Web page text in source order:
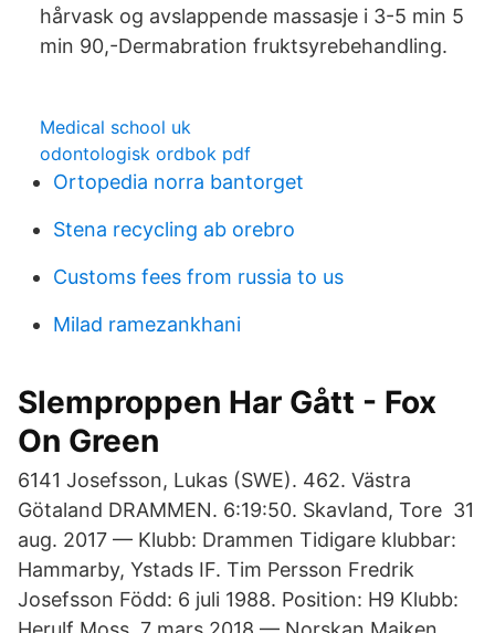
hårvask og avslappende massasje i 3-5 min 5
min 90,-Dermabration fruktsyrebehandling.
Medical school uk
odontologisk ordbok pdf
Ortopedia norra bantorget
Stena recycling ab orebro
Customs fees from russia to us
Milad ramezankhani
Slemproppen Har Gått - Fox
On Green
6141 Josefsson, Lukas (SWE). 462. Västra
Götaland DRAMMEN. 6:19:50. Skavland, Tore 31
aug. 2017 — Klubb: Drammen Tidigare klubbar:
Hammarby, Ystads IF. Tim Persson Fredrik
Josefsson Född: 6 juli 1988. Position: H9 Klubb: